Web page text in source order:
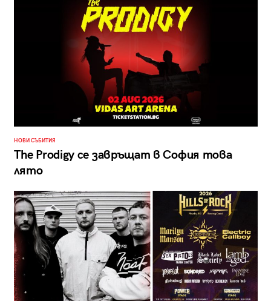
НОВИ СЪБИТИЯ
The Prodigy се завръщат в София това
лято